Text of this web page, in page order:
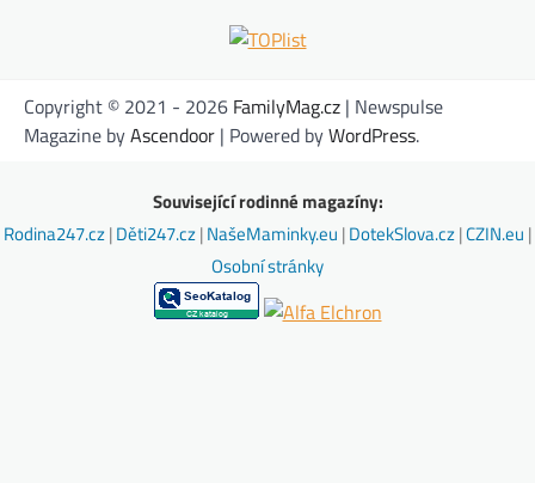
Copyright © 2021 - 2026 FamilyMag.cz | Newspulse
Magazine byAscendoor | Powered byWordPress.
Související rodinné magazíny:
Rodina247.cz|Děti247.cz|NašeMaminky.eu |DotekSlova.cz|CZIN.eu |
Osobní stránky